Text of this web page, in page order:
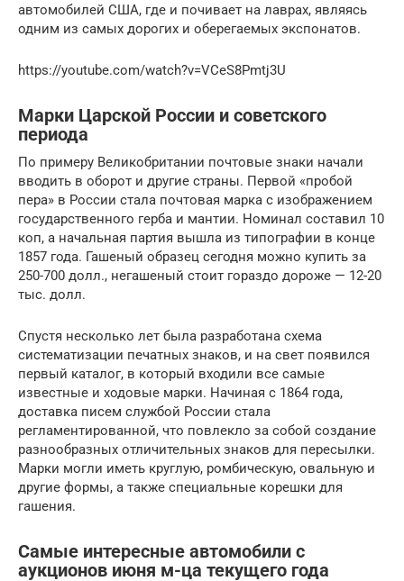
автомобилей США, где и почивает на лаврах, являясь
одним из самых дорогих и оберегаемых экспонатов.
https://youtube.com/watch?v=VCeS8Pmtj3U
Марки Царской России и советского
периода
По примеру Великобритании почтовые знаки начали
вводить в оборот и другие страны. Первой «пробой
пера» в России стала почтовая марка с изображением
государственного герба и мантии. Номинал составил 10
коп, а начальная партия вышла из типографии в конце
1857 года. Гашеный образец сегодня можно купить за
250-700 долл., негашеный стоит гораздо дороже — 12-20
тыс. долл.
Спустя несколько лет была разработана схема
систематизации печатных знаков, и на свет появился
первый каталог, в который входили все самые
известные и ходовые марки. Начиная с 1864 года,
доставка писем службой России стала
регламентированной, что повлекло за собой создание
разнообразных отличительных знаков для пересылки.
Марки могли иметь круглую, ромбическую, овальную и
другие формы, а также специальные корешки для
гашения.
Самые интересные автомобили с
аукционов июня м-ца текущего года